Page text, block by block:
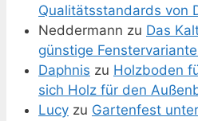
Qualitätsstandards von
Neddermann zu Das
günstige
Daphnis zu Holzboden
sich Holz für den
Lucy zu Gartenfest